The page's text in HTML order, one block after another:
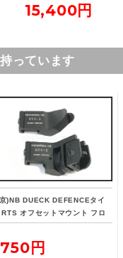
15,400円
っています
)NB DUECK DEFENCEタイ
RTS オフセットマウント フロ
/リア セット
円